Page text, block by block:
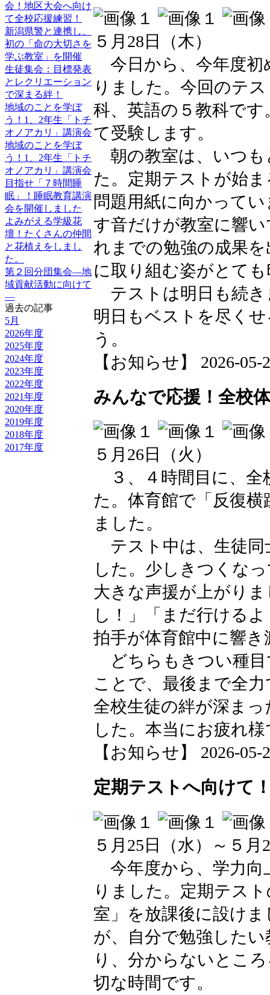
会！地区大会へ向け
て全校応援練習！
新潟県警と連携し、
初の「命の大切さを
学ぶ教室」を開催
生徒集会：目標発表
とレクリエーション
で深まる絆！
地域のことを学ぼ
う！1、2年生「トチ
オノアカリ」講演会
地域のことを学ぼ
う！1、2年生「トチ
オノアカリ」講演会
目指せ「７時間睡
眠」！睡眠教育講演
会を開催しました
よみがえる学級花
壇！たくさんの仲間
と花植えをしまし
た。
第２回分団集会―地
域貢献活動に向けて
―
過去の記事
5月
2026年度
2025年度
2024年度
2023年度
2022年度
2021年度
2020年度
2019年度
2018年度
2017年度
５月28日（木）
今日から、今年度初
りました。今回のテ
科、英語の５教科で
て受験します。
朝の教室は、いつも
た。定期テストが始
問題用紙に向かって
す音だけが教室に響
れまでの勉強の成果
に取り組む姿がとて
テストは明日も続き
明日もベストを尽く
う。
【お知らせ】 2026-05-
みんなで応援！全校
５月26日（火）
３、４時間目に、全
た。体育館で「反復
ました。
テスト中は、生徒同
した。少しきつくな
大きな声援が上がり
し！」「まだ行ける
拍手が体育館中に響
どちらもきつい種目
ことで、最後まで全
全校生徒の絆が深ま
した。本当にお疲れ
【お知らせ】 2026-05-
定期テストへ向けて
５月25日（水）～５月
今年度から、学力向
りました。定期テス
室」を放課後に設け
が、自分で勉強した
り、分からないとこ
切な時間です。